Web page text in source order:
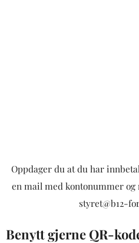
Oppdager du at du har
en mail med kontonummer
styret@b12-
Benytt gjerne QR-